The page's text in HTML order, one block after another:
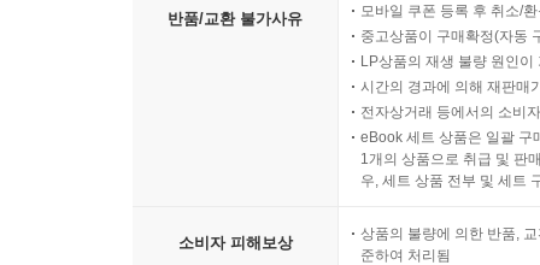
반품/교환 불가사유
모바일 쿠폰 등록 후 취소/
중고상품이 구매확정(자동
LP상품의 재생 불량 원인
시간의 경과에 의해 재판매
전자상거래 등에서의 소비
eBook 세트 상품은 일괄 구
1개의 상품으로 취급 및 판
우, 세트 상품 전부 및 세트
소비자 피해보상
상품의 불량에 의한 반품,
준하여 처리됨